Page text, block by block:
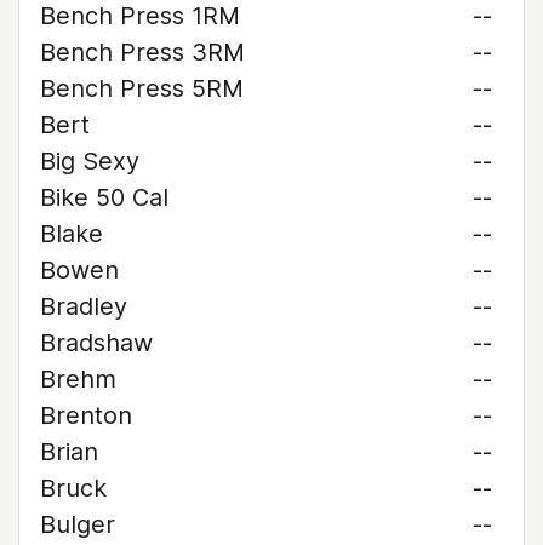
Bench Press 1RM
--
Bench Press 3RM
--
Bench Press 5RM
--
Bert
--
Big Sexy
--
Bike 50 Cal
--
Blake
--
Bowen
--
Bradley
--
Bradshaw
--
Brehm
--
Brenton
--
Brian
--
Bruck
--
Bulger
--